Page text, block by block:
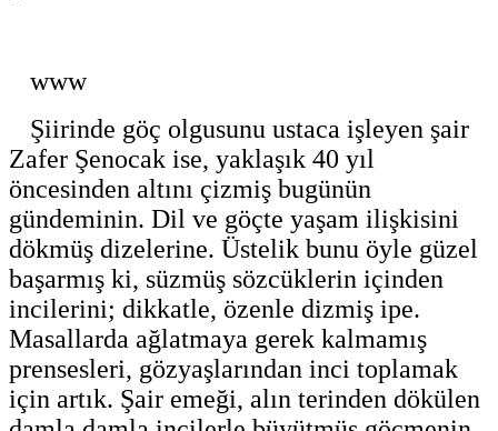
www
Şiirinde göç olgusunu ustaca işleyen şair
Zafer Şenocak ise, yaklaşık 40 yıl
öncesinden altını çizmiş bugünün
gündeminin. Dil ve göçte yaşam ilişkisini
dökmüş dizelerine. Üstelik bunu öyle güzel
başarmış ki, süzmüş sözcüklerin içinden
incilerini; dikkatle, özenle dizmiş ipe.
Masallarda ağlatmaya gerek kalmamış
prensesleri, gözyaşlarından inci toplamak
için artık. Şair emeği, alın terinden dökülen